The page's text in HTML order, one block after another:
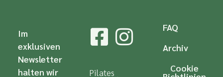
Pilates
Im
exklusiven
Newsletter
halten wir
FAQ
Archiv
Cookie